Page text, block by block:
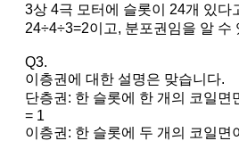
3상 4극 모터에 슬롯이 24개 있다
24÷4÷3=2이고, 분포권임을 알 수
Q3.
이층권에 대한 설명은 맞습니다.
단층권: 한 슬롯에 한 개의 코일
= 1
이층권: 한 슬롯에 두 개의 코일면